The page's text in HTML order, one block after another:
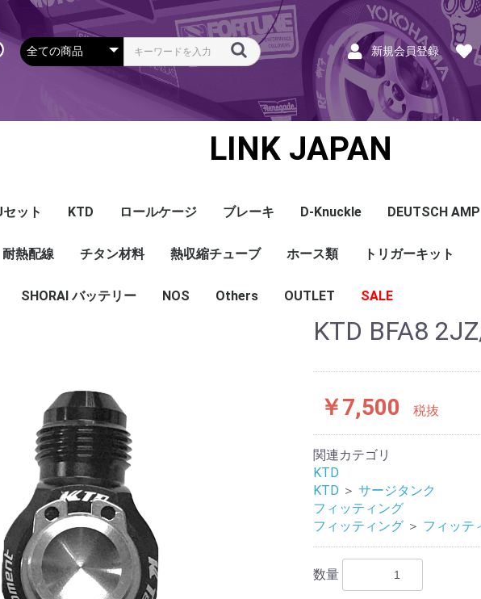
新規会員登録
LINK JAPAN
Honda
Mazda
Mitsubishi
Nissan
Subaru
Toyota
その他
G5
G4X
G4＋
ー Looms and Cables Terminals and Plugs
G1 - G4
CAN and Tuning
G4X - G4+
Mapセンサー
温度センサー
その他センサー
Exhaust O2センサー
CAN EGT modules
DI Driver
Ignition
Injection
Peripherals
Tuning Tools
E-Throttle
Driver Display
CAN Keypad
Hat
T-shirts
Foodies
セット KTD
Looms
CAN＆Tuning ケーブ
コネクタ＆Pin
Wire-in ハーネス
拡張ハーネス G4+Kurofune
MAZDA
MITSUBISHI
HONDA
TOYOTA
NISSAN
センサー クランクセンサー
温度センサー
MAPセンサー
圧力センサー
ノックセンサー
CAN ラムダ 空燃比
ブーストコントロール
Injector
ISC
その他
Ignition Coil
クラセン
サージタンク
EXマニ
燃料
電スロ
シリコンホース
エンジンハーネス
ハーネスラベル
エアクリーナー
スイッチ
アダプタ類
その他
ロールケージ ブレーキ D-Knuckle DEUTSCH AMP
AMP SSC
DTM
DT
DTP
その他
耐熱配線
ETFE 配線
シールド線
モールド線
FEP 配線
シールド線
モールド線
チタン材料 熱収縮チューブ
ハンダ付 収縮チュー
耐熱収縮メッシュチュ
切れ込み付 メッシュ
DR
DW
DW クリア
その他
ホース類
シリコンホース
耐熱スリーブ
バキュームホース
燃料ホース
トリガーキット
SHORAI バッテリー NOS Others
エンジンハーネス
OUTLET SALE
ECU
PDM
CAN and Tuning
CAN Keypad/Button
LOOMS
MAPセンサー
温度センサー
イグニッション
インジェクション
CAN Lambda
チューニングツール
圧力センサー
電動スロットル
ブーストコントロー
EGT
アクセサリー・他
KTD BFA8
￥7,500 税抜
関連カテゴリ
KTD
KTD ＞ サージタンク
フィッティング
フィッティング ＞ フィッテ
数量